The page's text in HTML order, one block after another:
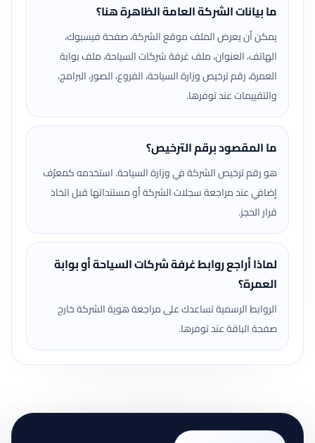
ما بيانات الشركة العامة الظاهرة هنا؟
يمكن أن يعرض الملف موقع الشركة، صفحة فيسبوك،
الهاتف، العنوان، ملف غرفة شركات السياحة، ملف بوابة
العمرة، رقم ترخيص وزارة السياحة، الفروع، الصور، البرامج،
والتقييمات عند توفرها.
ما المقصود برقم الترخيص؟
هو رقم ترخيص الشركة في وزارة السياحة. استخدمه كمعرّف
إضافي عند مراجعة سجلات الشركة أو مستنداتها قبل اتخاذ
قرار الحجز.
لماذا أراجع روابط غرفة شركات السياحة أو بوابة
العمرة؟
الروابط الرسمية تساعدك على مراجعة هوية الشركة خارج
صفحة الباقة عند توفرها.